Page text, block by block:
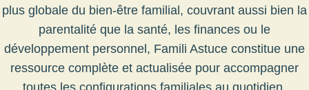
plus globale du bien-être familial, couvrant aussi bien la
parentalité que la santé, les finances ou le
développement personnel, Famili Astuce constitue une
ressource complète et actualisée pour accompagner